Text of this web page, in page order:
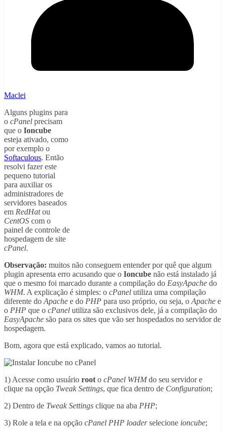
Maclei
Alguns plugins para
o cPanel precisam
que o Ioncube
esteja ativado, como
por exemplo o
Softaculous. Então
resolvi fazer este
pequeno tutorial
para auxiliar os
administradores de
servidores baseados
em RedHatou
CentOS com o
painel de controle de
hospedagem de site
cPanel.
Observação: muitos não conseguem entender por quê que algum
plugin apresenta erro acusando que o Ioncube não está instalado já
que o mesmo foi marcado durante a compilação do EasyApache do
WHM. A explicação é simples: o cPanel utiliza uma compilação
diferente do Apache e do PHP para uso próprio, ou seja, o Apache e
o PHP que o cPanel utiliza são exclusivos dele, já a compilação do
EasyApache são para os sites que vão ser hospedados no servidor de
hospedagem.
Bom, agora que está explicado, vamos ao tutorial.
1) Acesse como usuário root o cPanel WHMdo seu servidor e
clique na opção Tweak Settings, que fica dentro de Configuration;
2) Dentro de Tweak Settings clique na aba PHP;
3) Role a tela e na opção cPanel PHP loaderselecione ioncube;